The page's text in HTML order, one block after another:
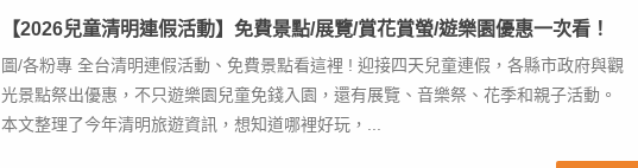
【2026兒童清明連假活動】免費景點/展覽/賞花賞螢/遊樂園優惠一次看！
圖/各粉專 全台清明連假活動、免費景點看這裡 ! 迎接四天兒童連假，各縣市政府與觀
光景點祭出優惠，不只遊樂園兒童免錢入園，還有展覽、音樂祭、花季和親子活動。
本文整理了今年清明旅遊資訊，想知道哪裡好玩，...